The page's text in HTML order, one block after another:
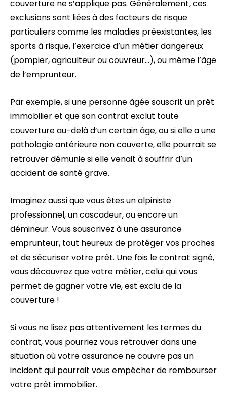
couverture ne s’applique pas. Généralement, ces
exclusions sont liées à des facteurs de risque
particuliers comme les maladies préexistantes, les
sports à risque, l’exercice d’un métier dangereux
(pompier, agriculteur ou couvreur…), ou même l’âge
de l’emprunteur.
Par exemple, si une personne âgée souscrit un prêt
immobilier et que son contrat exclut toute
couverture au-delà d’un certain âge, ou si elle a une
pathologie antérieure non couverte, elle pourrait se
retrouver démunie si elle venait à souffrir d’un
accident de santé grave.
Imaginez aussi que vous êtes un alpiniste
professionnel, un cascadeur, ou encore un
démineur. Vous souscrivez à une assurance
emprunteur, tout heureux de protéger vos proches
et de sécuriser votre prêt. Une fois le contrat signé,
vous découvrez que votre métier, celui qui vous
permet de gagner votre vie, est exclu de la
couverture !
Si vous ne lisez pas attentivement les termes du
contrat, vous pourriez vous retrouver dans une
situation où votre assurance ne couvre pas un
incident qui pourrait vous empêcher de rembourser
votre prêt immobilier.